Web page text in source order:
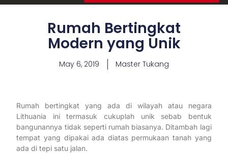
Rumah Bertingkat
Modern yang Unik
May 6, 2019 Master Tukang
Rumah bertingkat yang ada di wilayah atau negara
Lithuania ini termasuk cukuplah unik sebab bentuk
bangunannya tidak seperti rumah biasanya. Ditambah lagi
tempat yang dipakai ada diatas permukaan tanah yang
ada di tepi satu jalan.